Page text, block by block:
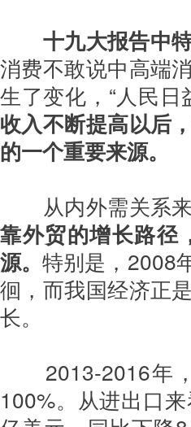
十九大报告中
消费不敢说中高端
生了变化，“人民
收入不断提高以后
的一个重要来源。
从内外需关系
靠外贸的增长路径
源。特别是，2008
徊，而我国经济正
长。
2013-2016年
100%。从进出口